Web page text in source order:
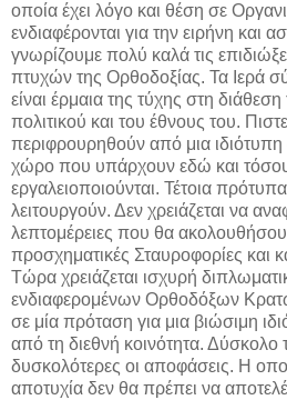
οποία έχει λόγο και θέση σε
ενδιαφέρονται για την ειρήνη και
γνωρίζουμε πολύ καλά τις
πτυχών της Ορθοδοξίας. Τα Ιερά
είναι έρμαια της τύχης στη
πολιτικού και του έθνους του.
περιφρουρηθούν από μια
χώρο που υπάρχουν εδώ και
εργαλειοποιούνται. Τέτοια
λειτουργούν. Δεν χρειάζεται να
λεπτομέρειες που θα
προσχηματικές Σταυροφορίες και
Τώρα χρειάζεται ισχυρή
ενδιαφερομένων Ορθοδόξων
σε μία πρόταση για μια βιώσιμη
από τη διεθνή κοινότητα. Δύσκολο
δυσκολότερες οι αποφάσεις. Η
αποτυχία δεν θα πρέπει να